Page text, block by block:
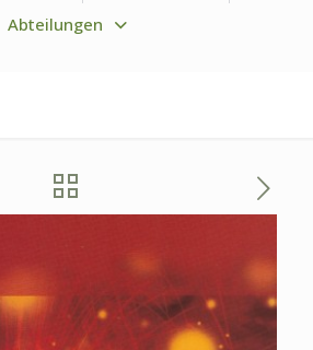
Abteilungen